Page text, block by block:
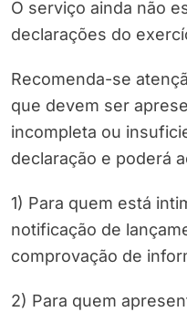
O serviço ainda não
declarações do
Recomenda-se
que devem ser
incompleta ou
declaração e poderá
1) Para quem está
notificação de
comprovação de
2) Para quem